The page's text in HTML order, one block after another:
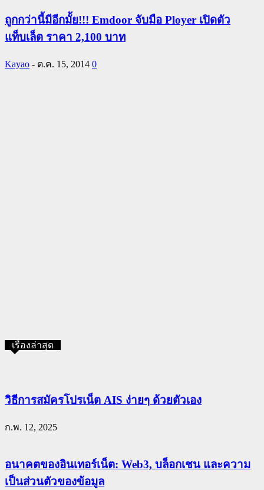
ถูกกว่านี้มีอีกมั้ย!!! Emdoor จับมือ Ployer เปิดตัว
แท็บเล็ต ราคา 2,100 บาท
Kayao - ต.ค. 15, 2014 0
เรื่องล่าสุด
วิธีการสมัครโปรเน็ต AIS ง่ายๆ ด้วยตัวเอง
ก.พ. 12, 2025
อนาคตของอินเทอร์เน็ต: Web3, บล็อกเชน และความ
เป็นส่วนตัวของข้อมูล